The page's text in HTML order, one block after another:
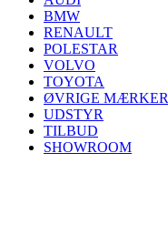
BMW
RENAULT
POLESTAR
VOLVO
TOYOTA
ØVRIGE MÆRKER
UDSTYR
TILBUD
SHOWROOM